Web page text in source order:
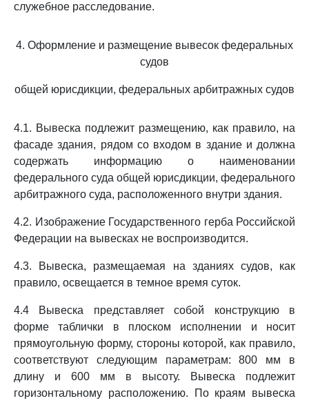
служебное расследование.
4. Оформление и размещение вывесок федеральных
судов
общей юрисдикции, федеральных арбитражных судов
4.1. Вывеска подлежит размещению, как правило, на
фасаде здания, рядом со входом в здание и должна
содержать информацию о наименовании
федерального суда общей юрисдикции, федерального
арбитражного суда, расположенного внутри здания.
4.2. Изображение Государственного герба Российской
Федерации на вывесках не воспроизводится.
4.3. Вывеска, размещаемая на зданиях судов, как
правило, освещается в темное время суток.
4.4 Вывеска представляет собой конструкцию в
форме таблички в плоском исполнении и носит
прямоугольную форму, стороны которой, как правило,
соответствуют следующим параметрам: 800 мм в
длину и 600 мм в высоту. Вывеска подлежит
горизонтальному расположению. По краям вывеска